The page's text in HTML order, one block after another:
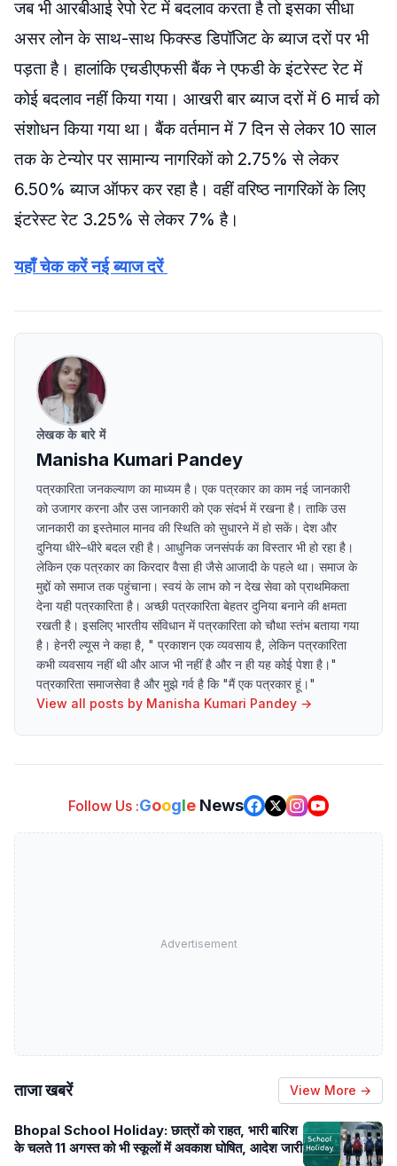
जब भी आरबीआई रेपो रेट में बदलाव करता है तो इसका सीधा
असर लोन के साथ-साथ फिक्स्ड डिपॉजिट के ब्याज दरों पर भी
पड़ता है। हालांकि एचडीएफसी बैंक ने एफडी के इंटरेस्ट रेट में
कोई बदलाव नहीं किया गया। आखरी बार ब्याज दरों में 6 मार्च को
संशोधन किया गया था। बैंक वर्तमान में 7 दिन से लेकर 10 साल
तक के टेन्योर पर सामान्य नागरिकों को 2.75% से लेकर
6.50% ब्याज ऑफर कर रहा है। वहीं वरिष्ठ नागरिकों के लिए
इंटरेस्ट रेट 3.25% से लेकर 7% है।
यहाँ चेक करें नई ब्याज दरें
लेखक के बारे में
Manisha Kumari Pandey
पत्रकारिता जनकल्याण का माध्यम है। एक पत्रकार का काम नई जानकारी
को उजागर करना और उस जानकारी को एक संदर्भ में रखना है। ताकि उस
जानकारी का इस्तेमाल मानव की स्थिति को सुधारने में हो सकें। देश और
दुनिया धीरे–धीरे बदल रही है। आधुनिक जनसंपर्क का विस्तार भी हो रहा है।
लेकिन एक पत्रकार का किरदार वैसा ही जैसे आजादी के पहले था। समाज के
मुद्दों को समाज तक पहुंचाना। स्वयं के लाभ को न देख सेवा को प्राथमिकता
देना यही पत्रकारिता है। अच्छी पत्रकारिता बेहतर दुनिया बनाने की क्षमता
रखती है। इसलिए भारतीय संविधान में पत्रकारिता को चौथा स्तंभ बताया गया
है। हेनरी ल्यूस ने कहा है, " प्रकाशन एक व्यवसाय है, लेकिन पत्रकारिता
कभी व्यवसाय नहीं थी और आज भी नहीं है और न ही यह कोई पेशा है।"
पत्रकारिता समाजसेवा है और मुझे गर्व है कि "मैं एक पत्रकार हूं।"
View all posts by Manisha Kumari Pandey →
Follow Us :Google News
Advertisement
ताजा खबरें View More →
Bhopal School Holiday: छात्रों को राहत, भारी बारिश
के चलते 11 अगस्त को भी स्कूलों में अवकाश घोषित, आदेश जारी